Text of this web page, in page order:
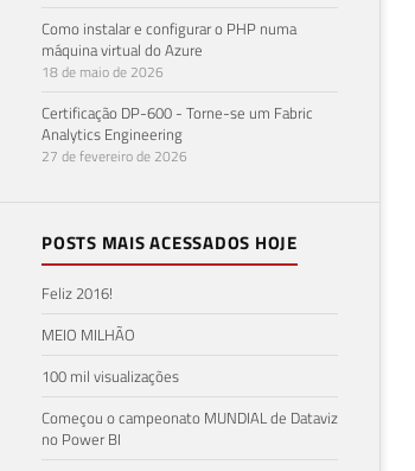
Como instalar e configurar o PHP numa
máquina virtual do Azure
18 de maio de 2026
Certificação DP-600 - Torne-se um Fabric
Analytics Engineering
27 de fevereiro de 2026
POSTS MAIS ACESSADOS HOJE
Feliz 2016!
MEIO MILHÃO
100 mil visualizações
Começou o campeonato MUNDIAL de Dataviz
no Power BI